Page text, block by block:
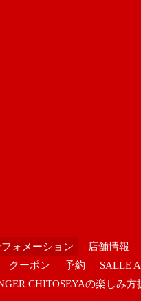
ォメーション 店舗情報
クーポン 予約 SALLE
CHITOSEYAの楽しみ方